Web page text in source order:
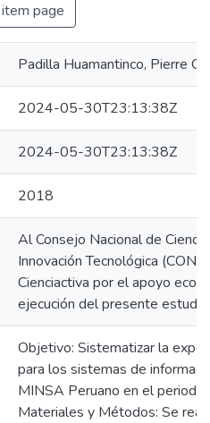
page
Padilla Huamantinco, Pierre
2024-05-30T23:13:38Z
2024-05-30T23:13:38Z
2018
Al Consejo Nacional de
Innovación Tecnológica
Cienciactiva por el apoyo
ejecución del presente estudio.
Objetivo: Sistematizar la
para los sistemas de
MINSA Peruano en el
Materiales y Métodos: Se